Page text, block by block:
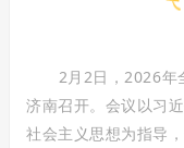
2月2日，2026年
济南召开。会议以习
社会主义思想为指导